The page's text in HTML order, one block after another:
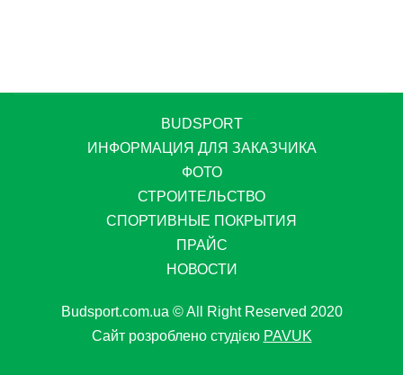
BUDSPORT
ИНФОРМАЦИЯ ДЛЯ ЗАКАЗЧИКА
ФОТО
СТРОИТЕЛЬСТВО
СПОРТИВНЫЕ ПОКРЫТИЯ
ПРАЙС
НОВОСТИ
Budsport.com.ua © All Right Reserved 2020
Сайт розроблено студією PAVUK